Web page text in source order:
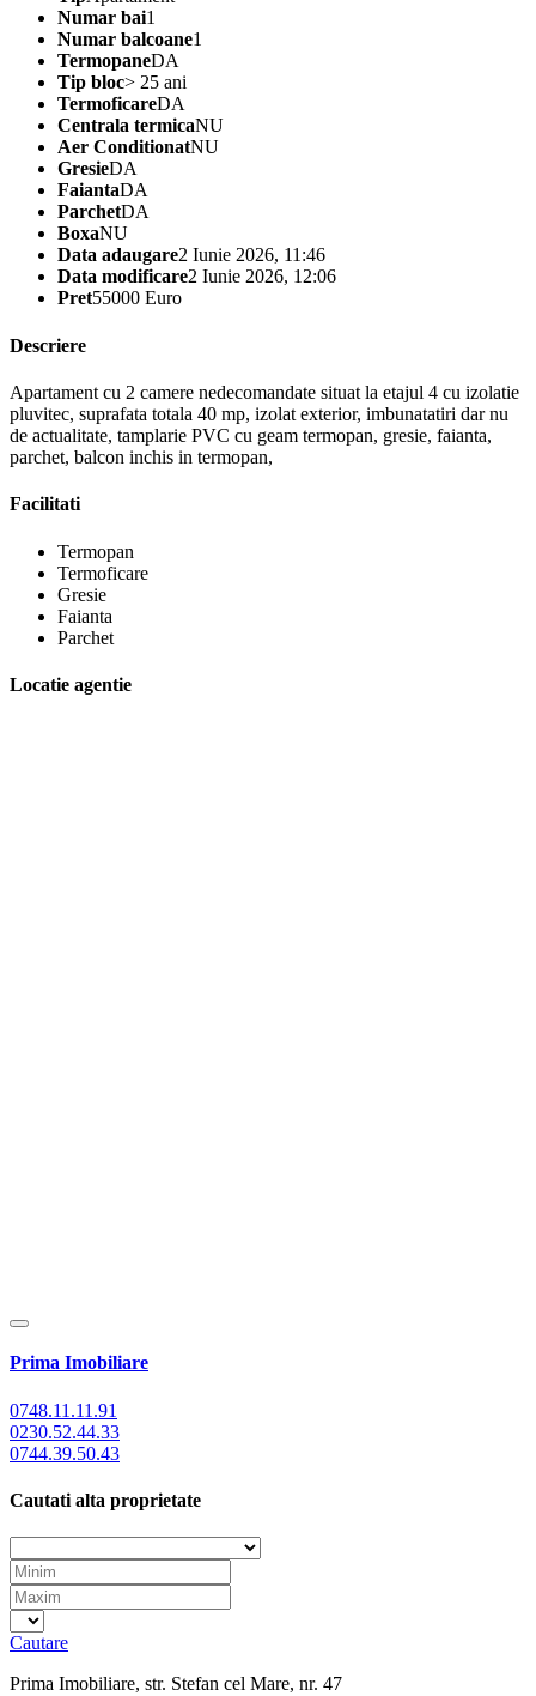
Numar bai1
Numar balcoane1
TermopaneDA
Tip bloc> 25 ani
TermoficareDA
Centrala termicaNU
Aer ConditionatNU
GresieDA
FaiantaDA
ParchetDA
BoxaNU
Data adaugare2 Iunie 2026, 11:46
Data modificare2 Iunie 2026, 12:06
Pret55000 Euro
Descriere
Apartament cu 2 camere nedecomandate situat la etajul 4 cu izolatie
pluvitec, suprafata totala 40 mp, izolat exterior, imbunatatiri dar nu
de actualitate, tamplarie PVC cu geam termopan, gresie, faianta,
parchet, balcon inchis in termopan,
Facilitati
Termopan
Termoficare
Gresie
Faianta
Parchet
Locatie agentie
Prima Imobiliare
0748.11.11.91
0230.52.44.33
0744.39.50.43
Cautati alta proprietate
Cautare
Prima Imobiliare, str. Stefan cel Mare, nr. 47